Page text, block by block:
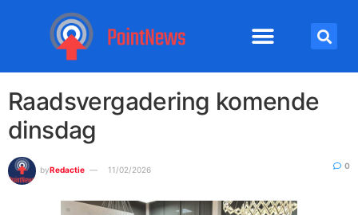
Raadsvergadering komende
dinsdag
byRedactie 11/02/2026 0